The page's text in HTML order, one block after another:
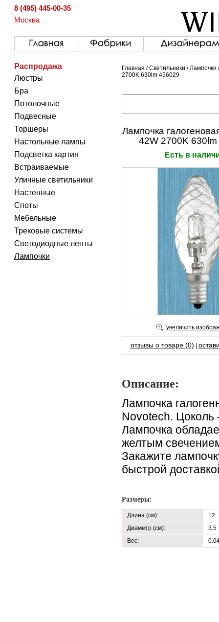
8 (495) 445-00-35
Москва
Распродажа
Люстры
Бра
Потолочные
Подвесные
Торшеры
Настольные лампы
Подсветка картин
Встраиваемые
Уличные светильники
Настенные
Споты
Мебельные
Трековые системы
Светодиодные ленты
Лампочки
Главная /Светильники /Лампочки
2700K 630lm 456029
Лампочка
42W 2700K
Есть в
увеличить
отзывы о товаре (0)
Описание:
Лампочка
Novotech.
Лампочка
желтым
Закажите
быстрой
Размеры:
Длина (см):
12
Диаметр (см):
3.5
Вес: